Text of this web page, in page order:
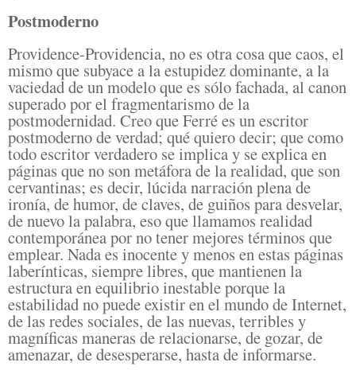
Postmoderno
Providence-Providencia, no es otra cosa que caos, el
mismo que subyace a la estupidez dominante, a la
vaciedad de un modelo que es sólo fachada, al canon
superado por el fragmentarismo de la
postmodernidad. Creo que Ferré es un escritor
postmoderno de verdad; qué quiero decir; que como
todo escritor verdadero se implica y se explica en
páginas que no son metáfora de la realidad, que son
cervantinas; es decir, lúcida narración plena de
ironía, de humor, de claves, de guiños para desvelar,
de nuevo la palabra, eso que llamamos realidad
contemporánea por no tener mejores términos que
emplear. Nada es inocente y menos en estas páginas
laberínticas, siempre libres, que mantienen la
estructura en equilibrio inestable porque la
estabilidad no puede existir en el mundo de Internet,
de las redes sociales, de las nuevas, terribles y
magníficas maneras de relacionarse, de gozar, de
amenazar, de desesperarse, hasta de informarse.